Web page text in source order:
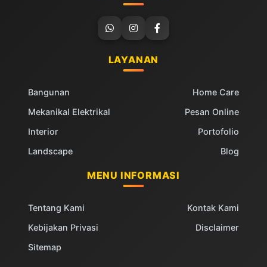
LAYANAN
Bangunan
Mekanikal Elektrikal
Interior
Landscape
Home Care
Pesan Online
Portofolio
Blog
MENU INFORMASI
Tentang Kami
Kebijakan Privasi
Sitemap
Kontak Kami
Disclaimer